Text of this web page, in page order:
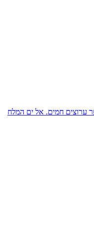
כי אם במספר ערוצים חמים. אל ים המלח